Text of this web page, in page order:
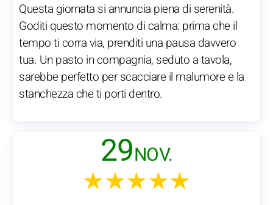
Questa giornata si annuncia piena di serenità.
Goditi questo momento di calma: prima che il
tempo ti corra via, prenditi una pausa davvero
tua. Un pasto in compagnia, seduto a tavola,
sarebbe perfetto per scacciare il malumore e la
stanchezza che ti porti dentro.
29NOV.
★★★★★